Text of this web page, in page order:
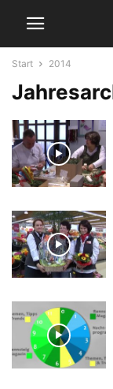
Start 2014